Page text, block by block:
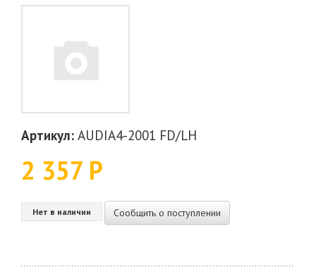
Артикул: AUDIA4-2001 FD/LH
2 357 Р
Нет в наличии Сообщить о поступлении